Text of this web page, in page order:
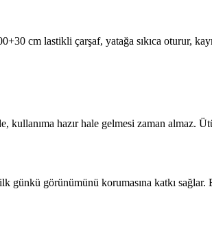
cm lastikli çarşaf, yatağa sıkıca oturur,
kullanıma hazır hale gelmesi zaman almaz.
günkü görünümünü korumasına katkı sağlar.